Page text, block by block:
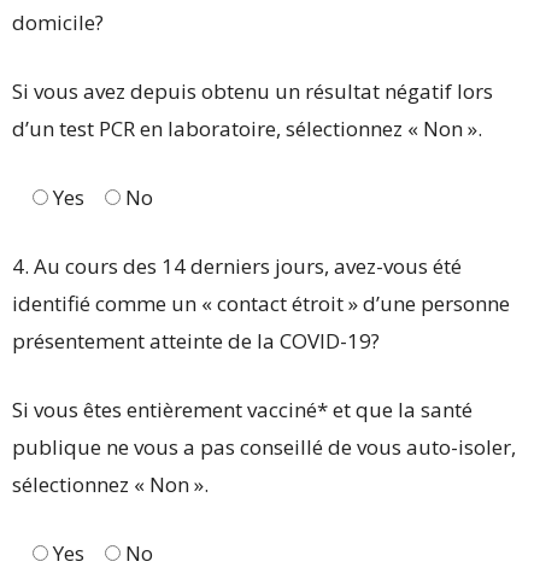
domicile?
Si vous avez depuis obtenu un résultat négatif lors
d’un test PCR en laboratoire, sélectionnez « Non ».
Yes No
4. Au cours des 14 derniers jours, avez-vous été
identifié comme un « contact étroit » d’une personne
présentement atteinte de la COVID-19?
Si vous êtes entièrement vacciné* et que la santé
publique ne vous a pas conseillé de vous auto-isoler,
sélectionnez « Non ».
Yes No